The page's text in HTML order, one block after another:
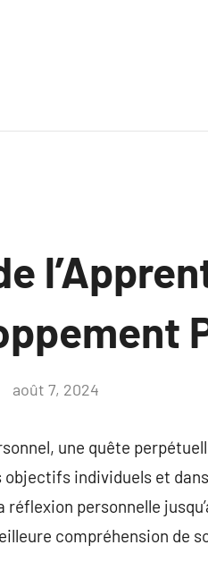
août 7, 2024
une quête
individuels et
personnelle
compréhension de